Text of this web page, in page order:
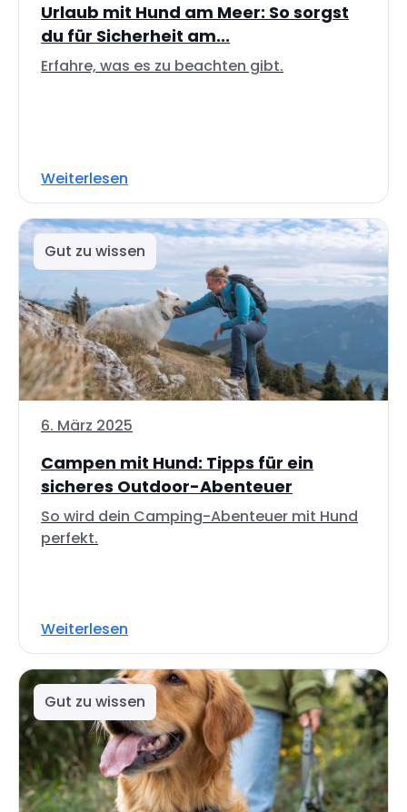
Urlaub mit Hund am Meer: So sorgst
du für Sicherheit am...
Erfahre, was es zu beachten gibt.
Weiterlesen
Gut zu wissen
6. März 2025
Campen mit Hund: Tipps für ein
sicheres Outdoor-Abenteuer
So wird dein Camping-Abenteuer mit Hund
perfekt.
Weiterlesen
Gut zu wissen